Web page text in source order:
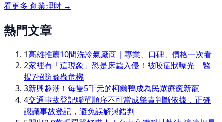
看更多 創業理財 →
熱門文章
1高雄推薦10間洗冷氣廠商｜專業、口碑、價格一次看
2家裡有「這現象」恐是床蝨入侵！被咬症狀曝光 醫
揭7招防蟲蟲危機
3新興趣潮！每隻5千元的柯爾鴨成為民眾療癒新寵
4交通事故登記聯單順序不可當成肇責判斷依據，正確
認識事故登記，避免誤解與錯判